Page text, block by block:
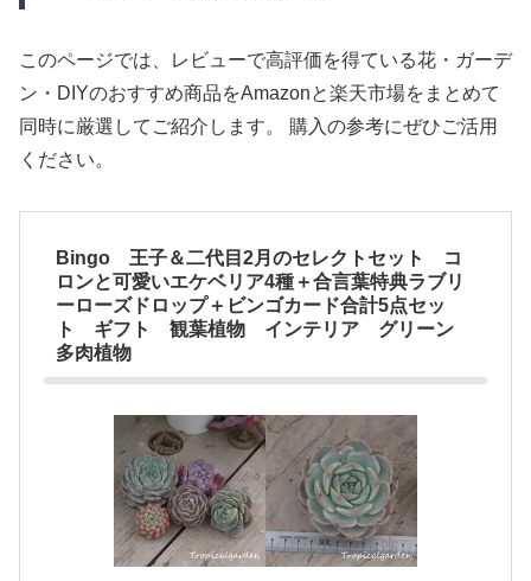
このページでは、レビューで高評価を得ている花・ガーデ
ン・DIYのおすすめ商品をAmazonと楽天市場をまとめて
同時に厳選してご紹介します。 購入の参考にぜひご活用
ください。
Bingo 王子＆二代目2月のセレクトセット コ
ロンと可愛いエケベリア4種＋合言葉特典ラブリ
ーローズドロップ＋ビンゴカード合計5点セッ
ト ギフト 観葉植物 インテリア グリーン
多肉植物